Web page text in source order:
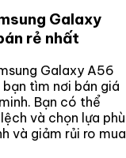
Galaxy
rẻ nhất
Galaxy A56
bạn tìm nơi bán giá
Bạn có thể
và chọn lựa phù
và giảm rủi ro mua